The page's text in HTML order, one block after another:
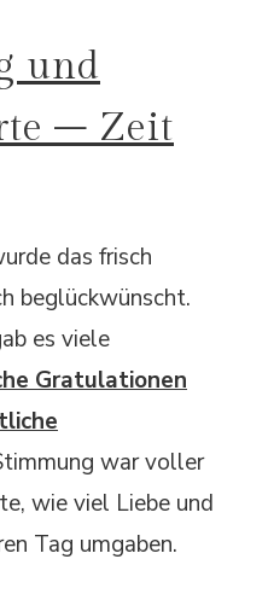
und
– Zeit
das frisch
beglückwünscht.
es viele
Gratulationen
war voller
wie viel Liebe und
Tag umgaben.